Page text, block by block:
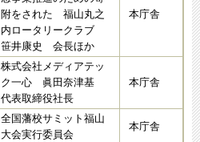
附をされた 福山丸之
内ロータリークラブ
笹井康史 会長ほか
本庁舎
株式会社メディアテッ
ク一心 眞田奈津基
代表取締役社長
本庁舎
全国藩校サミット福山
大会実行委員会
本庁舎